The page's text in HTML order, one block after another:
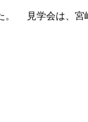
見学会は、宮